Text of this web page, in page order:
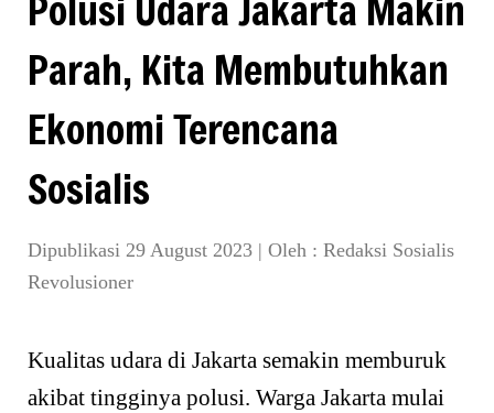
Parah, Kita Membutuhkan
Ekonomi Terencana
Sosialis
Dipublikasi 29 August 2023 | Oleh : Redaksi Sosialis
Revolusioner
Kualitas udara di Jakarta semakin memburuk
akibat tingginya polusi. Warga Jakarta mulai